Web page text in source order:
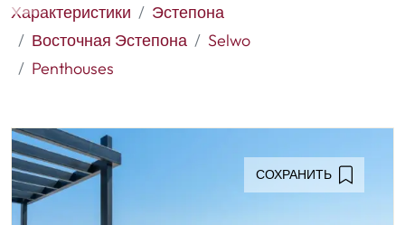
Характеристики
Эстепона
Восточная Эстепона
Selwo
Penthouses
СОХРАНИТЬ